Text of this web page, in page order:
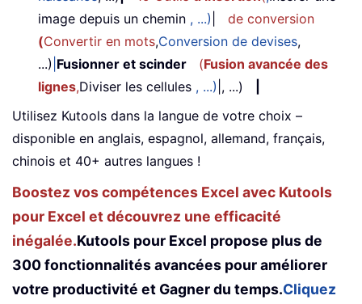
image depuis un chemin , ...)
de conversion
(Convertir en mots,Conversion de devises,
...) Fusionner et scinder (Fusion avancée des
lignes,Diviser les cellules , ...) |, ...)
Utilisez Kutools dans la langue de votre choix –
disponible en anglais, espagnol, allemand, français,
chinois et 40+ autres langues !
Boostez vos compétences Excel avec Kutools
pour Excel et découvrez une efficacité
inégalée.Kutools pour Excel propose plus de
300 fonctionnalités avancées pour améliorer
votre productivité et Gagner du temps.Cliquez